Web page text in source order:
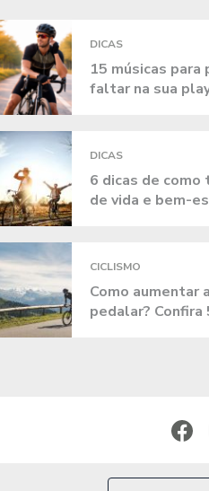
DICAS
15 músicas para
faltar na sua
DICAS
6 dicas de
de vida e bem-
CICLISMO
Como aumentar
pedalar? Confira